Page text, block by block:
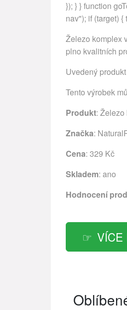
}); } } function
nav"); if (target)
Železo komplex
plno kvalitních
Uvedený
Tento výrobek
Produkt:
Značka:
Cena: 329 Kč
Skladem: ano
Hodnocení
VÍCE